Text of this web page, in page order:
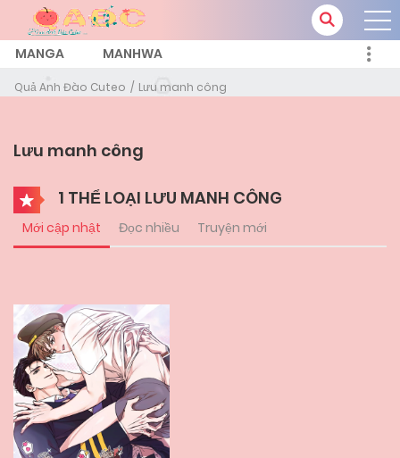
MANGA MANHWA
Quả Anh Đào Cuteo Lưu manh công
Lưu manh công
1 THỂ LOẠI LƯU MANH CÔNG
Mới cập nhật Đọc nhiều Truyện mới